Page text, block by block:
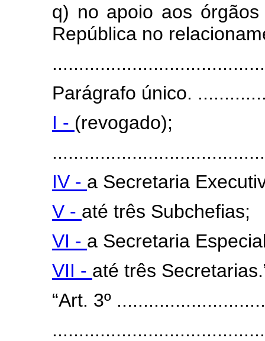
q) no apoio aos
República no
Parágrafo único.
I - (revogado);
IV - a Secretaria
V - até três Subchefias;
VI - a Secretaria
VII - até três
“Art. 3º